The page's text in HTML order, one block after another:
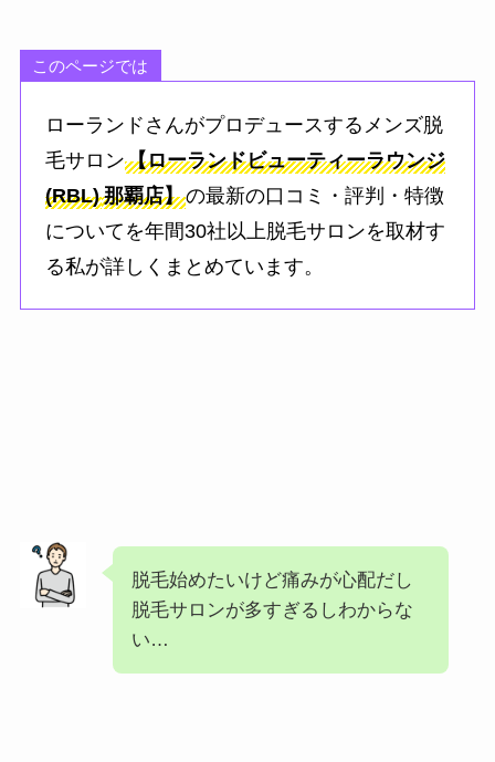
このページでは
ローランドさんがプロデュースするメンズ脱
毛サロン【ローランドビューティーラウンジ
(RBL) 那覇店】の最新の口コミ・評判・特徴
についてを年間30社以上脱毛サロンを取材す
る私が詳しくまとめています。
脱毛始めたいけど痛みが心配だし
脱毛サロンが多すぎるしわからな
い…